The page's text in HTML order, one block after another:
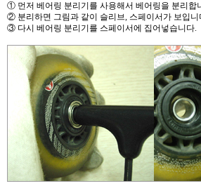
① 먼저 베어링 분리기를 사용해서 베어링을 분리합
② 분리하면 그림과 같이 슬리브, 스페이서가 보입니
③ 다시 베어링 분리기를 스페이서에 집어넣습니다.